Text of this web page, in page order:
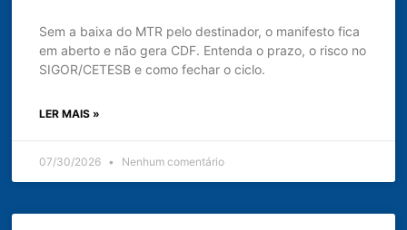
Sem a baixa do MTR pelo destinador, o manifesto fica
em aberto e não gera CDF. Entenda o prazo, o risco no
SIGOR/CETESB e como fechar o ciclo.
LER MAIS »
07/30/2026 Nenhum comentário